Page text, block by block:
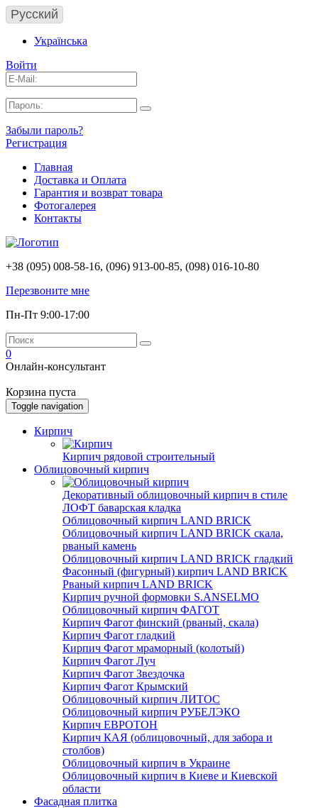
Русский
Українська
Войти
Забыли пароль?
Регистрация
Главная
Доставка и Оплата
Гарантия и возврат товара
Фотогалерея
Контакты
+38 (095) 008-58-16, (096) 913-00-85, (098) 016-10-80
Перезвоните мне
Пн-Пт 9:00-17:00
0
Онлайн-консультант
Корзина пуста
Toggle navigation
Кирпич
Кирпич рядовой строительный
Облицовочный кирпич
Декоративный облицовочный кирпич в стиле
ЛОФТ баварская кладка
Облицовочный кирпич LAND BRICK
Облицовочный кирпич LAND BRICK скала,
рваный камень
Облицовочный кирпич LAND BRICK гладкий
Фасонный (фигурный) кирпич LAND BRICK
Рваный кирпич LAND BRICK
Кирпич ручной формовки S.ANSELMO
Облицовочный кирпич ФАГОТ
Кирпич Фагот финский (рваный, скала)
Кирпич Фагот гладкий
Кирпич Фагот мраморный (колотый)
Кирпич Фагот Луч
Кирпич Фагот Звездочка
Кирпич Фагот Крымский
Облицовочный кирпич ЛИТОС
Облицовочный кирпич РУБЕЛЭКО
Кирпич ЕВРОТОН
Кирпич КАЯ (облицовочный, для забора и
столбов)
Облицовочный кирпич в Украине
Облицовочный кирпич в Киеве и Киевской
области
Фасадная плитка